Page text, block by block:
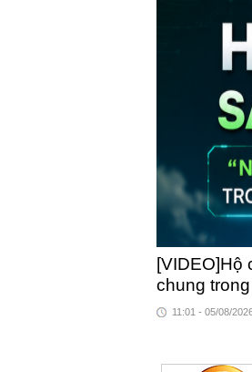
[VIDEO]Hộ
chung
11:01 - 05/08/